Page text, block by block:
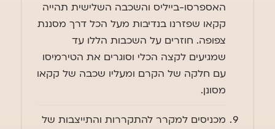
האספרסו-בייליס והשכבה השלישית תהייה
קקאו שפזרנו בנדיבות מעל הכל דרך מסננת
צפופה. חוזרים על השכבות הללו עד
שמגיעים לקצה הכלי וסוגרים את הטירמיסו
עם חלקה של הקרם ומעליו שכבה של קקאו
מסונן.
מכניסים למקרר להתקררות והתייצבות של